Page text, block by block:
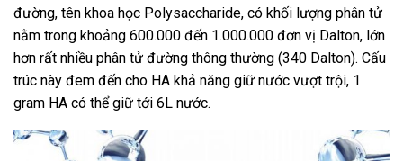
đường, tên khoa học Polysaccharide, có khối lượng phân tử
nằm trong khoảng 600.000 đến 1.000.000 đơn vị Dalton, lớn
hơn rất nhiều phân tử đường thông thường (340 Dalton). Cấu
trúc này đem đến cho HA khả năng giữ nước vượt trội, 1
gram HA có thể giữ tới 6L nước.